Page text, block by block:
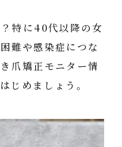
特に40代以降の女
難や感染症につな
爪矯正モニター情
じめましょう。